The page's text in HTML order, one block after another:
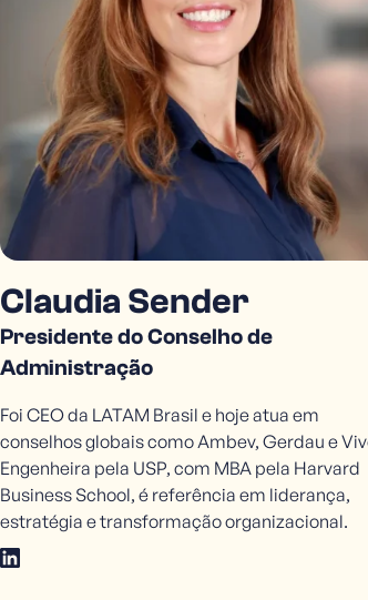
Fale
Claudia Sender
Presidente do Conselho de
Administração
Foi CEO da LATAM Brasil e hoje atua em
conselhos globais como Ambev, Gerdau e
Engenheira pela USP, com MBA pela Harvard
Business School, é referência em liderança,
estratégia e transformação organizacional.